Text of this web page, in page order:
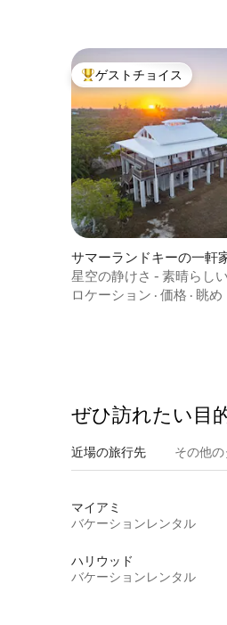
大好評のゲストチョイスで
ゲストチョイス
サマーランドキーの一軒
星空の静けさ - 素晴らし
隠れ家
ロケーション · 価格 · 眺め
ぜひ訪⁠れ⁠た⁠い目⁠
近場の旅行先 その他
マイアミ
バケーションレンタル
ハリウッド
バケーションレンタル